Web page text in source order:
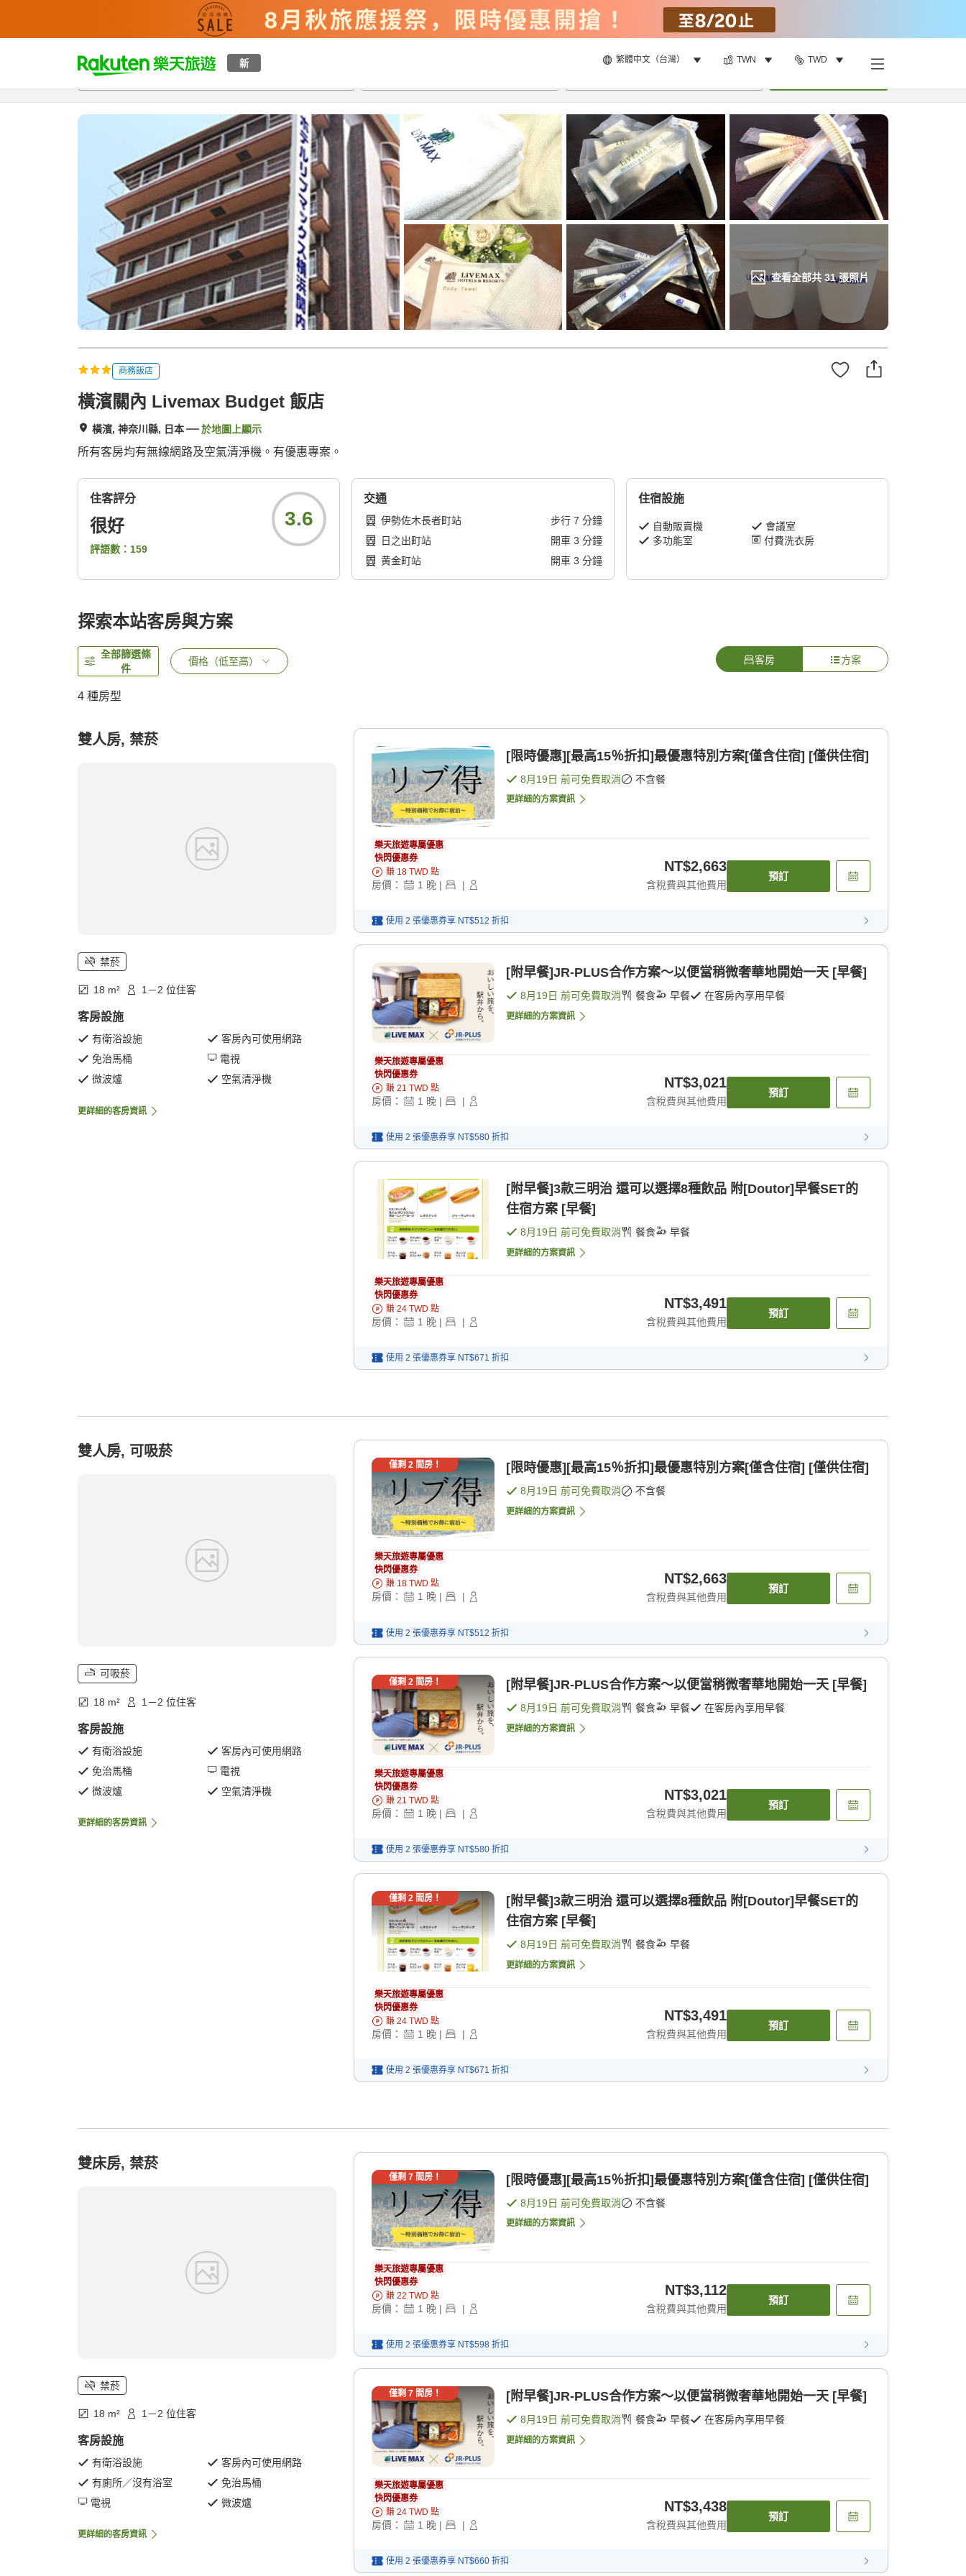
新 繁體中文（台灣） TWN TWD
t
p
a
查看全部共 31張照片
總覽客房與方案評語設施
商務飯店
橫濱關內 Livemax Budget 飯店
橫濱, 神奈川縣, 日本 於地圖上顯示
所有客房均有無線網路及空氣清淨機。有優惠專案。
住客評分
很好
評語數： 159
3.6
交通
伊勢佐木長者町站 步行 7 分鐘
日之出町站
開車 3 分鐘
黄金町站
開車 3 分鐘
住宿設施
自動販賣機
會議室
多功能室
付費洗衣房
探索本站客房與方案
全部篩選條
件
價格（低至高） 客房 方案
4 種房型
雙人房, 禁菸
禁菸
18 m² 1－2 位住客
客房設施
有衛浴設施
客房內可使用網路
免治馬桶
電視
微波爐
空氣清淨機
更詳細的客房資訊
[限時優惠][最高15％折扣]最優惠特別方案[僅含住宿] [僅供住宿]
8月19日 前可免費取消 不含餐
更詳細的方案資訊
樂天旅遊專屬優惠
快閃優惠券
賺 18 TWD 點
房價： 1 晚 | |
NT$2,663
含稅費與其他費用
預訂
使用 2 張優惠券享 NT$512 折扣
[附早餐]JR-PLUS合作方案〜以便當稍微奢華地開始一天 [早餐]
8月19日 前可免費取消 餐食 早餐 在客房內享用早餐
更詳細的方案資訊
樂天旅遊專屬優惠
快閃優惠券
賺 21 TWD 點
房價： 1 晚 | |
NT$3,021
含稅費與其他費用
預訂
使用 2 張優惠券享 NT$580 折扣
[附早餐]3款三明治 還可以選擇8種飲品 附[Doutor]早餐SET的
住宿方案 [早餐]
8月19日 前可免費取消 餐食 早餐
更詳細的方案資訊
樂天旅遊專屬優惠
快閃優惠券
賺 24 TWD 點
房價： 1 晚 | |
NT$3,491
含稅費與其他費用
預訂
使用 2 張優惠券享 NT$671 折扣
雙人房, 可吸菸
可吸菸
18 m² 1－2 位住客
客房設施
有衛浴設施
客房內可使用網路
免治馬桶
電視
微波爐
空氣清淨機
更詳細的客房資訊
僅剩 2間房！ [限時優惠][最高15％折扣]最優惠特別方案[僅含住宿] [僅供住宿]
8月19日 前可免費取消 不含餐
更詳細的方案資訊
樂天旅遊專屬優惠
快閃優惠券
賺 18 TWD 點
房價： 1 晚 | |
NT$2,663
含稅費與其他費用
預訂
使用 2 張優惠券享 NT$512 折扣
僅剩 2 間房！ [附早餐]JR-PLUS合作方案〜以便當稍微奢華地開始一天 [早餐]
8月19日 前可免費取消 餐食 早餐 在客房內享用早餐
更詳細的方案資訊
樂天旅遊專屬優惠
快閃優惠券
賺 21 TWD 點
房價： 1 晚 | |
NT$3,021
含稅費與其他費用
預訂
使用 2 張優惠券享 NT$580 折扣
僅剩 2 間房！
[附早餐]3款三明治 還可以選擇8種飲品 附[Doutor]早餐SET的
住宿方案 [早餐]
8月19日 前可免費取消 餐食 早餐
更詳細的方案資訊
樂天旅遊專屬優惠
快閃優惠券
賺 24 TWD 點
房價： 1 晚 | |
NT$3,491
含稅費與其他費用
預訂
使用 2 張優惠券享 NT$671 折扣
雙床房, 禁菸
禁菸
18 m² 1－2 位住客
客房設施
有衛浴設施
客房內可使用網路
有廁所／沒有浴室
免治馬桶
電視
微波爐
更詳細的客房資訊
僅剩 7間房！ [限時優惠][最高15％折扣]最優惠特別方案[僅含住宿] [僅供住宿]
8月19日 前可免費取消 不含餐
更詳細的方案資訊
樂天旅遊專屬優惠
快閃優惠券
賺 22 TWD 點
房價： 1 晚 | |
NT$3,112
含稅費與其他費用
預訂
使用 2 張優惠券享 NT$598 折扣
僅剩 7間房！ [附早餐]JR-PLUS合作方案〜以便當稍微奢華地開始一天 [早餐]
8月19日 前可免費取消 餐食 早餐 在客房內享用早餐
更詳細的方案資訊
樂天旅遊專屬優惠
快閃優惠券
賺 24 TWD 點
房價： 1 晚 | |
NT$3,438
含稅費與其他費用
預訂
使用 2 張優惠券享 NT$660 折扣